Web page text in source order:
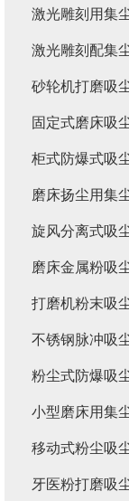
激光雕刻用集
激光雕刻配集
砂轮机打磨吸
固定式磨床吸
柜式防爆式吸
磨床扬尘用集
旋风分离式吸
磨床金属粉吸
打磨机粉末吸
不锈钢脉冲吸
粉尘式防爆吸
小型磨床用集
移动式粉尘吸
牙医粉打磨吸